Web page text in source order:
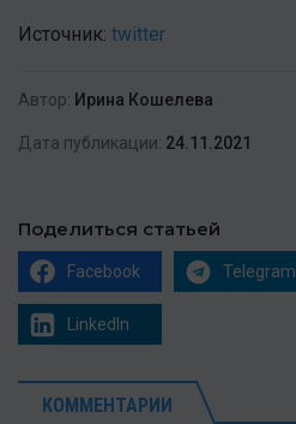
Источник: twitter
Автор: Ирина Кошелева
Дата публикации: 24.11.2021
Поделиться статьей
Facebook Telegram
LinkedIn
КОММЕНТАРИИ